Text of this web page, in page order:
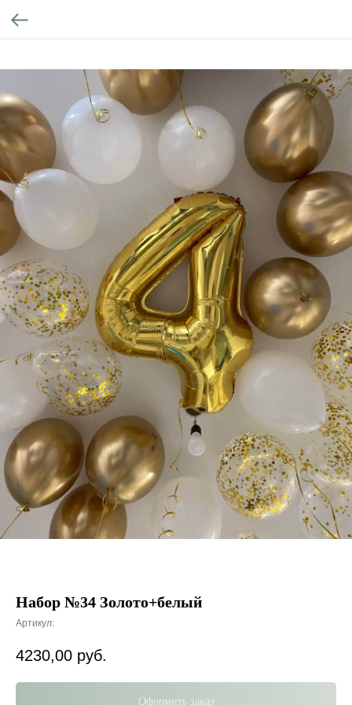
Набор №34 Золото+белый
Артикул:
4230,00 руб.
Оформить заказ